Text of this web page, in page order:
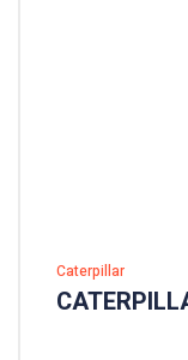
Caterpillar